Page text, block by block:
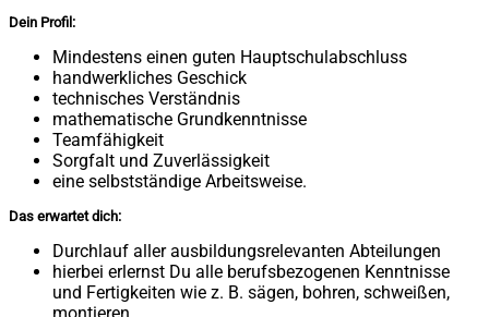
Dein Profil:
Mindestens einen guten Hauptschulabschluss
handwerkliches Geschick
technisches Verständnis
mathematische Grundkenntnisse
Teamfähigkeit
Sorgfalt und Zuverlässigkeit
eine selbstständige Arbeitsweise.
Das erwartet dich:
Durchlauf aller ausbildungsrelevanten Abteilungen
hierbei erlernst Du alle berufsbezogenen Kenntnisse
und Fertigkeiten wie z. B. sägen, bohren, schweißen,